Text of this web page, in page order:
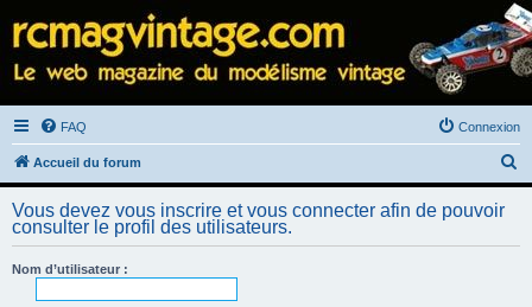
FAQ Connexion
Accueil du forum
e
h
Vous devez vous inscrire et vous connecter afin de pouvoir
consulter le profil des utilisateurs.
Nom d’utilisateur :